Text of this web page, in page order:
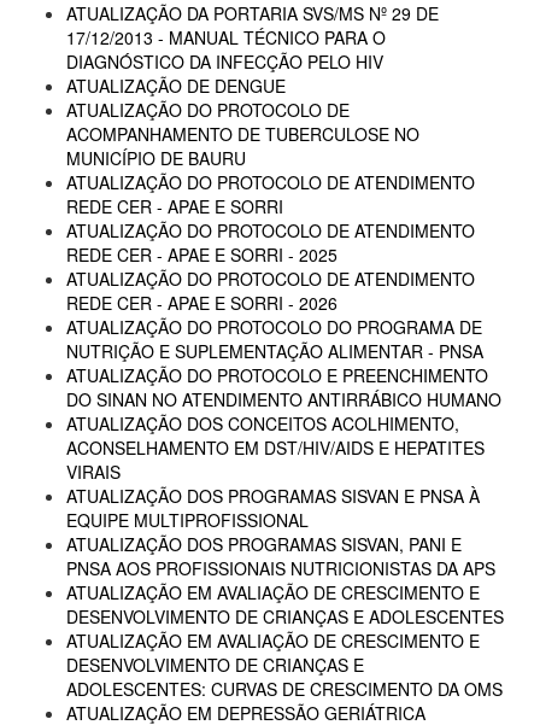
ATUALIZAÇÃO DA PORTARIA SVS/MS Nº 29 DE
17/12/2013 - MANUAL TÉCNICO PARA O
DIAGNÓSTICO DA INFECÇÃO PELO HIV
ATUALIZAÇÃO DE DENGUE
ATUALIZAÇÃO DO PROTOCOLO DE
ACOMPANHAMENTO DE TUBERCULOSE NO
MUNICÍPIO DE BAURU
ATUALIZAÇÃO DO PROTOCOLO DE ATENDIMENTO
REDE CER - APAE E SORRI
ATUALIZAÇÃO DO PROTOCOLO DE ATENDIMENTO
REDE CER - APAE E SORRI - 2025
ATUALIZAÇÃO DO PROTOCOLO DE ATENDIMENTO
REDE CER - APAE E SORRI - 2026
ATUALIZAÇÃO DO PROTOCOLO DO PROGRAMA DE
NUTRIÇÃO E SUPLEMENTAÇÃO ALIMENTAR - PNSA
ATUALIZAÇÃO DO PROTOCOLO E PREENCHIMENTO
DO SINAN NO ATENDIMENTO ANTIRRÁBICO HUMANO
ATUALIZAÇÃO DOS CONCEITOS ACOLHIMENTO,
ACONSELHAMENTO EM DST/HIV/AIDS E HEPATITES
VIRAIS
ATUALIZAÇÃO DOS PROGRAMAS SISVAN E PNSA À
EQUIPE MULTIPROFISSIONAL
ATUALIZAÇÃO DOS PROGRAMAS SISVAN, PANI E
PNSA AOS PROFISSIONAIS NUTRICIONISTAS DA APS
ATUALIZAÇÃO EM AVALIAÇÃO DE CRESCIMENTO E
DESENVOLVIMENTO DE CRIANÇAS E ADOLESCENTES
ATUALIZAÇÃO EM AVALIAÇÃO DE CRESCIMENTO E
DESENVOLVIMENTO DE CRIANÇAS E
ADOLESCENTES: CURVAS DE CRESCIMENTO DA OMS
ATUALIZAÇÃO EM DEPRESSÃO GERIÁTRICA